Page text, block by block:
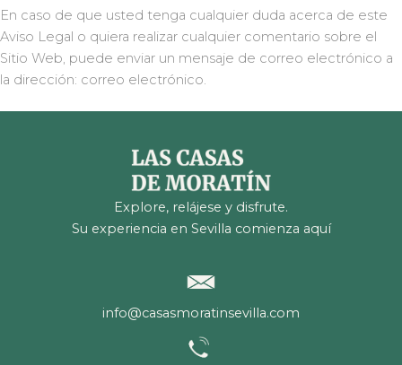
En caso de que usted tenga cualquier duda acerca de este
Aviso Legal o quiera realizar cualquier comentario sobre el
Sitio Web, puede enviar un mensaje de correo electrónico a
la dirección: correo electrónico.
Explore, relájese y disfrute.
Su experiencia en Sevilla comienza aquí
info@casasmoratinsevilla.com